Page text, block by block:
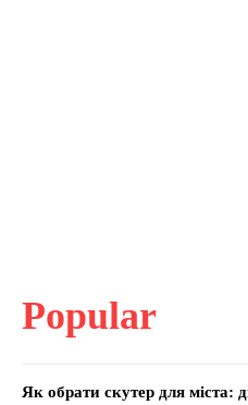
Popular
Як обрати скутер для міста: